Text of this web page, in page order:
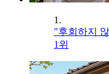
1.
"후회하지
1위